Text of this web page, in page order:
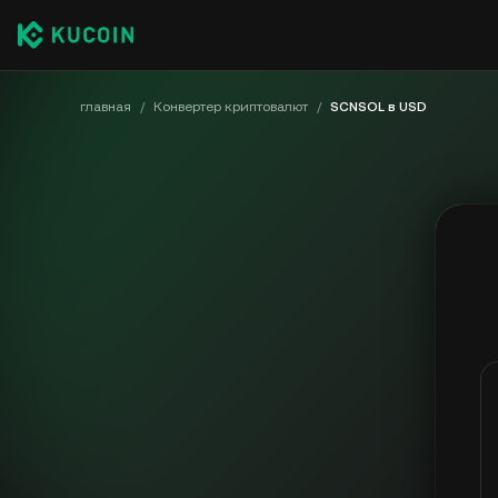
главная / Конвертер криптовалют / SCNSOL в USD